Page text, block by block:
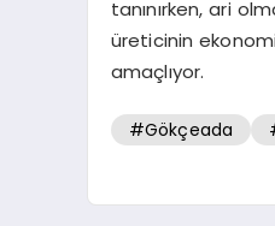
tanınırken, ari
üreticinin
amaçlıyor.
#Gökçeada